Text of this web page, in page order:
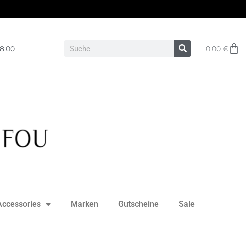
0,00€
Marken Gutscheine Sale